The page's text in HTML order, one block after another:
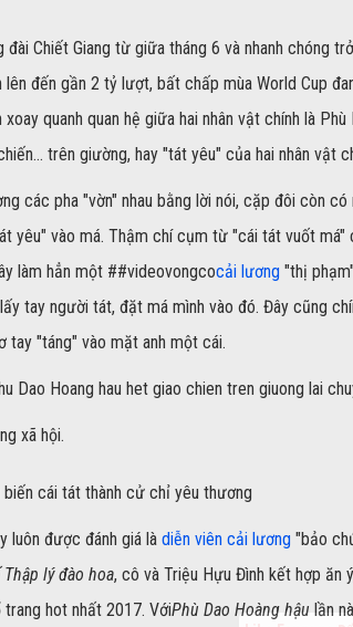
đài Chiết Giang từ giữa tháng 6 và nhanh chóng
đến gần 2 tỷ lượt, bất chấp mùa World Cup
quanh quan hệ giữa hai nhân vật chính là
trên giường, hay "tát yêu" của hai nhân vật
các pha "vờn" nhau bằng lời nói, cặp đôi còn
yêu" vào má. Thậm chí cụm từ "cái tát vuốt
làm hẳn một ##videovongcocải lương "thị
tay người tát, đặt má mình vào đó. Đây cũng
tay "táng" vào mặt anh một cái.
xã hội.
cái tát thành cử chỉ yêu thương
luôn được đánh giá là diễn viên cải lương "bảo
lý đào hoa, cô và Triệu Hựu Đình kết hợp ăn
hot nhất 2017. VớiPhù Dao Hoàng hậu lần